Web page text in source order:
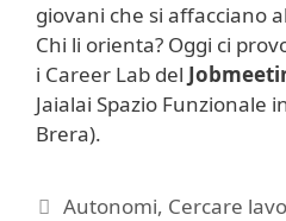
giovani che si affacciano
Chi li orienta? Oggi ci
i Career Lab del
Jaialai Spazio Funzionale
Brera).
Categorie
Autonomi, Cercare